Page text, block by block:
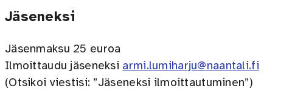
Jäseneksi
Jäsenmaksu 25 euroa
Ilmoittaudu jäseneksi armi.lumiharju@naantali.fi
(Otsikoi viestisi: ”Jäseneksi ilmoittautuminen”)